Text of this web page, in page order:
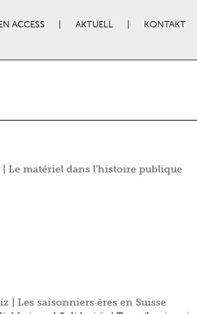
ACCESS AKTUELL KONTAKT
Le matériel dans l'histoire publique
| Les saisonniers·ères en Suisse